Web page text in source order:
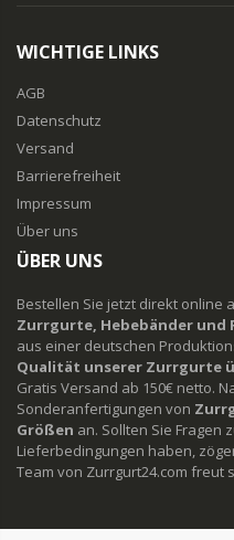
WICHTIGE LINKS
AGB
Datenschutz
Versand
Barrierefreiheit
Impressum
Über uns
ÜBER UNS
Bestellen Sie jetzt direkt online
Zurrgurte, Hebebänder und
aus einer deutschen
Qualität unserer Zurrgurte
Gratis Versand ab 150€ netto.
Sonderanfertigungen von
Größen an. Sollten Sie Fragen
Lieferbedingungen haben,
Team von Zurrgurt24.com freut